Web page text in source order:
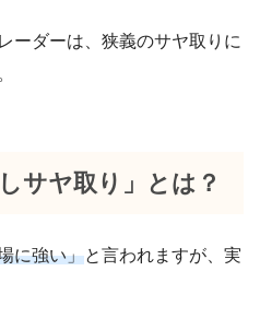
ーダーは、狭義のサヤ取りに
サヤ取り」とは？
に強い」と言われますが、実